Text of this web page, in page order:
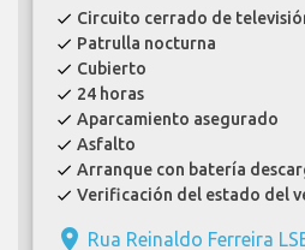
check Circuito cerrado de
check Patrulla nocturna
check Cubierto
check 24 horas
check Aparcamiento asegurado
check Asfalto
check Arranque con batería
check Verificación del estado del
place Rua Reinaldo Ferreira